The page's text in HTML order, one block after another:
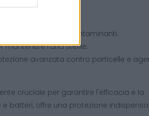
ambiente privo di contaminanti.
l’aria sterile.
avanzata contro particelle e
cruciale per garantire l'efficacia e la
batteri, offre una protezione